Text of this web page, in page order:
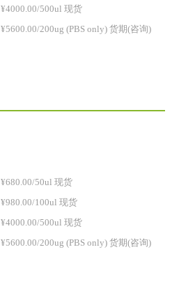
¥4000.00/500ul 现货
¥5600.00/200ug (PBS only) 货期(咨询)
¥680.00/50ul 现货
¥980.00/100ul 现货
¥4000.00/500ul 现货
¥5600.00/200ug (PBS only) 货期(咨询)